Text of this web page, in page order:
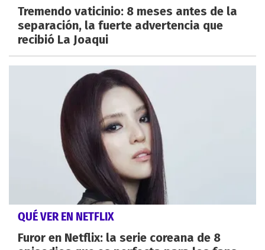
Tremendo vaticinio: 8 meses antes de la
separación, la fuerte advertencia que
recibió La Joaqui
QUÉ VER EN NETFLIX
Furor en Netflix: la serie coreana de 8